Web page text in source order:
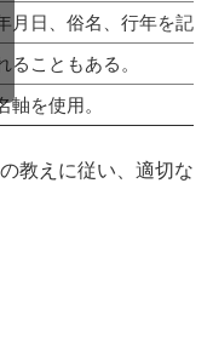
月日、俗名、行年を記
こともある。
を使用。
教えに従い、適切な